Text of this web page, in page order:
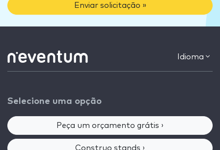
Enviar solicitação »
Idioma
Selecione uma opção
Peça um orçamento grátis ›
Construo stands ›